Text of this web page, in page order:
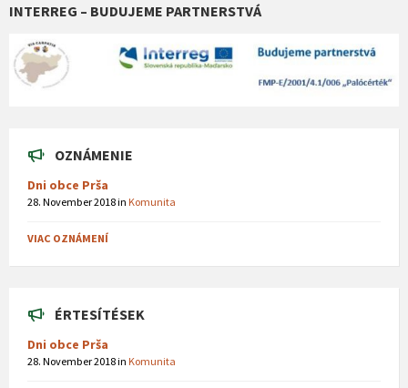
INTERREG – BUDUJEME PARTNERSTVÁ
OZNÁMENIE
Dni obce Prša
28. November 2018in Komunita
VIAC OZNÁMENÍ
ÉRTESÍTÉSEK
Dni obce Prša
28. November 2018in Komunita